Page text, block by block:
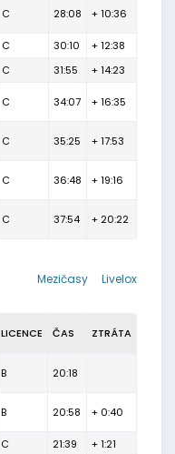
C 28:08 + 10:36
C 30:10
+ 12:38
C 31:55 + 14:23
C 34:07 + 16:35
C 35:25 + 17:53
C 36:48 + 19:16
C 37:54 + 20:22
Livelox
Mezičasy
LICENCE ČAS ZTRÁTA
B 20:18
B 20:58 + 0:40
C 21:39 + 1:21